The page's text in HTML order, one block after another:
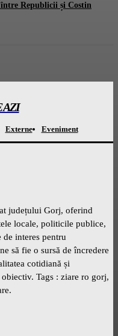
Republicii și Costin
AZI
Externe Eveniment
județului Gorj, oferind
locale, politicile publice,
interes pentru
să fie o sursă de încredere
cotidiană și
Tags : ziare ro gorj,